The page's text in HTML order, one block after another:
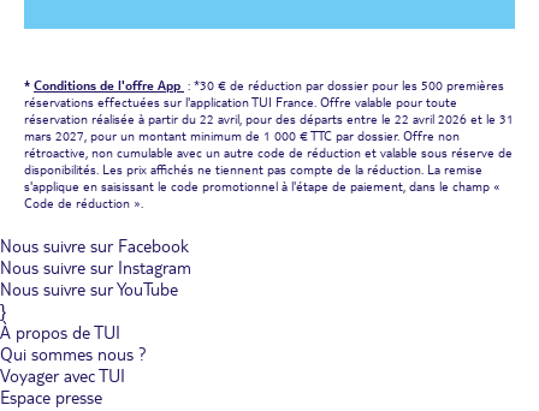
* Conditions de l'offre App : *30 € de réduction par dossier pour les 500 premières
réservations effectuées sur l'application TUI France. Offre valable pour toute
réservation réalisée à partir du 22 avril, pour des départs entre le 22 avril 2026 et le 31
mars 2027, pour un montant minimum de 1 000 € TTC par dossier. Offre non
rétroactive, non cumulable avec un autre code de réduction et valable sous réserve de
disponibilités. Les prix affichés ne tiennent pas compte de la réduction. La remise
s'applique en saisissant le code promotionnel à l'étape de paiement, dans le champ «
Code de réduction ».
Nous suivre sur Facebook
Nous suivre sur Instagram
Nous suivre sur YouTube
}
À propos de TUI
Qui sommes nous ?
Voyager avec TUI
Espace presse